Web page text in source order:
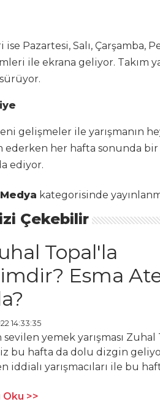
Pazartesi, Salı, Çarşamba,
ile ekrana geliyor. Takım
gelişmeler ile yarışmanın
her hafta sonunda bir
ediyor.
Medya kategorisinde
Çekebilir
Topal'la
Esma
14:33:35
sevilen yemek yarışması Zuhal
bu hafta da dolu dizgin
iddialı yarışmacıları ile bu
Oku >>